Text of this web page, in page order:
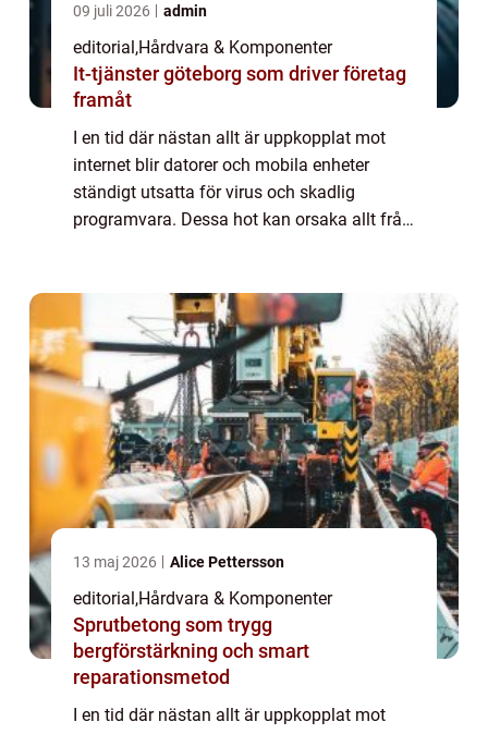
09 juli 2026 admin
editorial,Hårdvara & Komponenter
It-tjänster göteborg som driver företag
framåt
I en tid där nästan allt är uppkopplat mot
internet blir datorer och mobila enheter
ständigt utsatta för virus och skadlig
programvara. Dessa hot kan orsaka allt från
13 maj 2026 Alice Pettersson
editorial,Hårdvara & Komponenter
Sprutbetong som trygg
bergförstärkning och smart
reparationsmetod
I en tid där nästan allt är uppkopplat mot